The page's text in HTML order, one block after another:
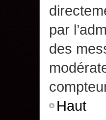
par
des
Haut